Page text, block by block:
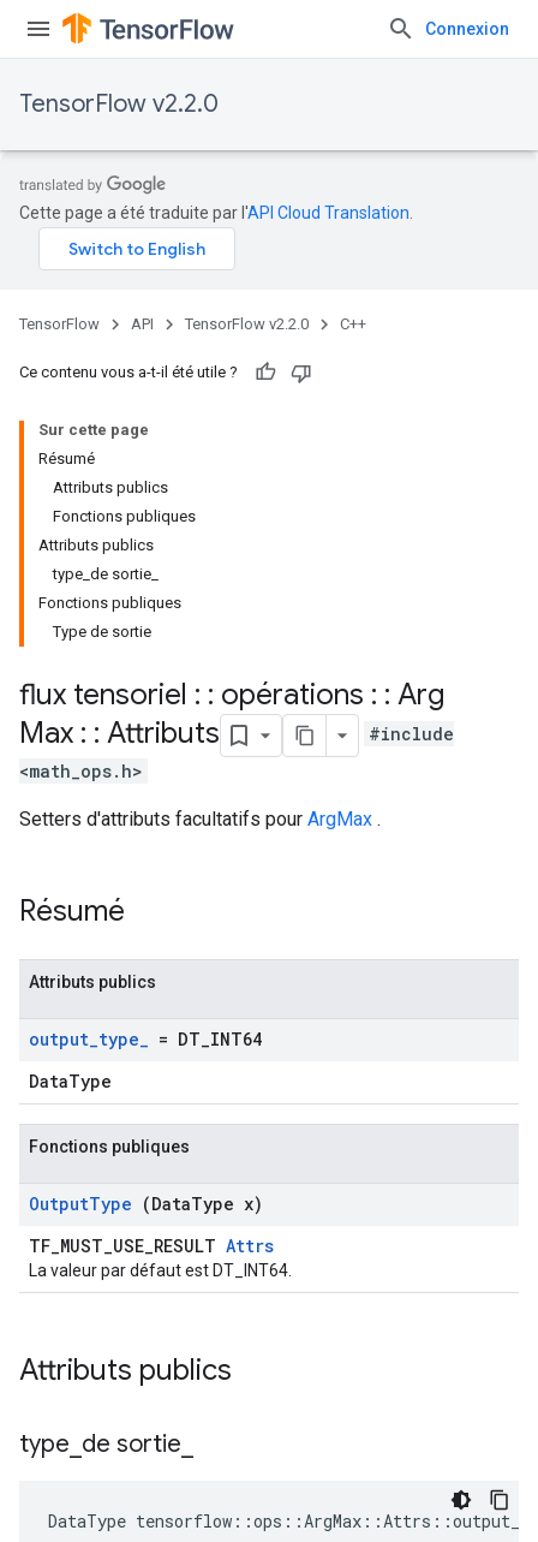
Connexion
TensorFlow v2.2.0
Cette page a été traduite par l'API Cloud Translation
TensorFlow API TensorFlow v2.2.0 C++
Ce contenu vous a-t-il été utile ?
Sur cette page
Résumé
Attributs publics
Fonctions publiques
Attributs publics
type_de sortie_
Fonctions publiques
Type de sortie
flux tensoriel : : opérations : : Arg
Max : : Attributs
#include
<math_ops.h>
Setters d'attributs facultatifs pour ArgMax .
Résumé
Attributs publics
output_type_ = DT INT64
DataType
Fonctions publiques
OutputType (DataType x)
TF_MUST_USE_RESULT Attrs
La valeur par défaut est DT_INT64.
Attributs publics
type de sortie
DataType tensorflow ::ops ::ArgMax ::Attrs ::